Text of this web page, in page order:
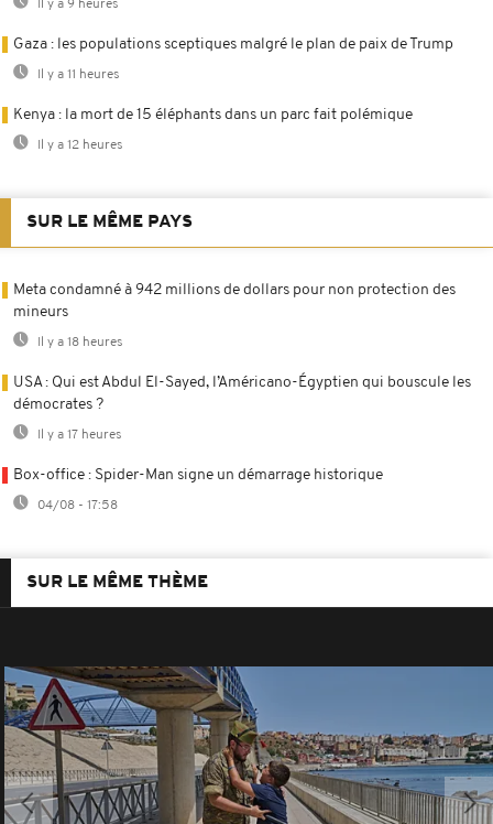
Il y a 9 heures
Gaza : les populations sceptiques malgré le plan de paix de Trump
Il y a 11 heures
Kenya : la mort de 15 éléphants dans un parc fait polémique
Il y a 12 heures
SUR LE MÊME PAYS
Meta condamné à 942 millions de dollars pour non protection des
mineurs
Il y a 18 heures
USA : Qui est Abdul El-Sayed, l’Américano-Égyptien qui bouscule les
démocrates ?
Il y a 17 heures
Box-office : Spider-Man signe un démarrage historique
04/08 - 17:58
SUR LE MÊME THÈME